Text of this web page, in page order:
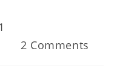
Post
2 Comments